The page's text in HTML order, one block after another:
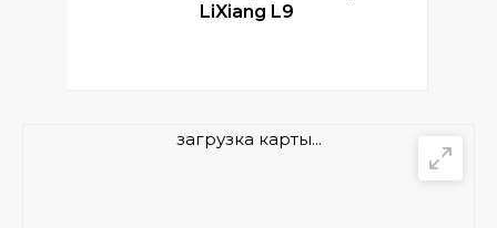
LiXiang L9
загрузка карты...